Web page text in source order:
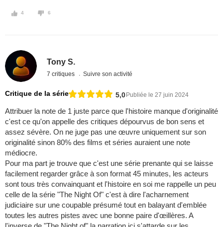
4 6
Tony S.
7 critiques Suivre son activité
Critique de la série 5,0Publiée le 27 juin 2024
Attribuer la note de 1 juste parce que l'histoire manque d'originalité
c'est ce qu'on appelle des critiques dépourvus de bon sens et
assez sévère. On ne juge pas une œuvre uniquement sur son
originalité sinon 80% des films et séries auraient une note
médiocre.
Pour ma part je trouve que c'est une série prenante qui se laisse
facilement regarder grâce à son format 45 minutes, les acteurs
sont tous très convainquant et l'histoire en soi me rappelle un peu
celle de la série "The Night Of" c'est à dire l'acharnement
judiciaire sur une coupable présumé tout en balayant d'emblée
toutes les autres pistes avec une bonne paire d'œillères. A